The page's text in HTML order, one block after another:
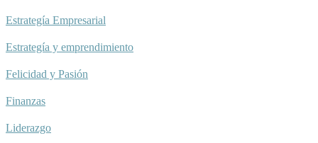
Estrategía Empresarial
Estrategía y emprendimiento
Felicidad y Pasión
Finanzas
Liderazgo